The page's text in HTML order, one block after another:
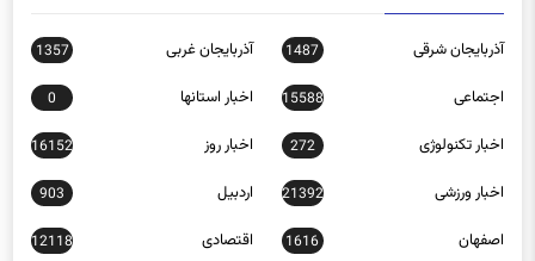
آذربایجان شرقی 1487 آذربایجان غربی 1357
اجتماعی 15588 اخبار استانها 0
اخبار تکنولوژی 272 اخبار روز 16152
اخبار ورزشی 21392 اردبیل 903
اصفهان 1616 اقتصادی 12118